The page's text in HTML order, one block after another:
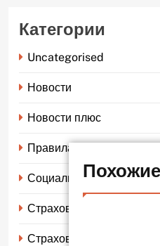
Категории
Uncategorised
Новости
Новости плюс
Правила страхования
Социальное страхование
Страхование автомобиля
Страхование жизни